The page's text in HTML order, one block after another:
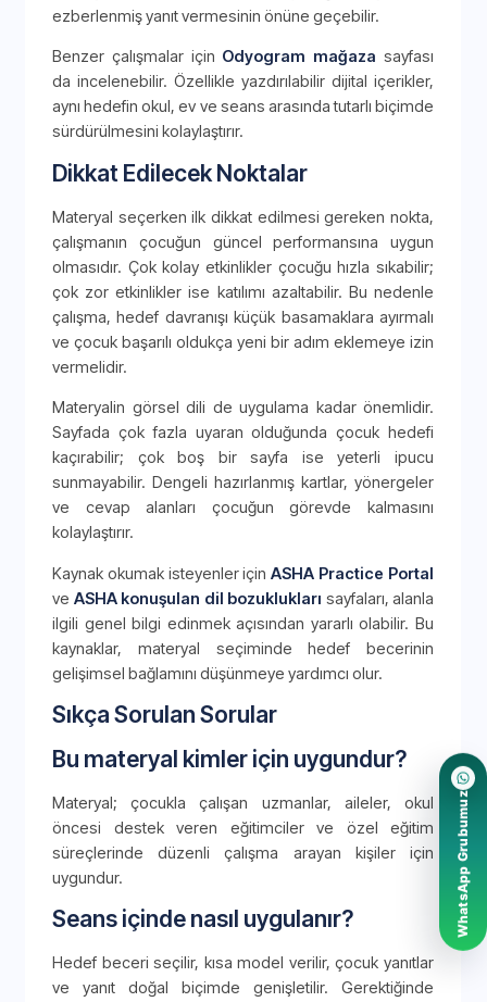
ezberlenmiş yanıt vermesinin önüne geçebilir.
Benzer çalışmalar için Odyogram mağaza sayfası
da incelenebilir. Özellikle yazdırılabilir dijital içerikler,
aynı hedefin okul, ev ve seans arasında tutarlı biçimde
sürdürülmesini kolaylaştırır.
Dikkat Edilecek Noktalar
Materyal seçerken ilk dikkat edilmesi gereken nokta,
çalışmanın çocuğun güncel performansına uygun
olmasıdır. Çok kolay etkinlikler çocuğu hızla sıkabilir;
çok zor etkinlikler ise katılımı azaltabilir. Bu nedenle
çalışma, hedef davranışı küçük basamaklara ayırmalı
ve çocuk başarılı oldukça yeni bir adım eklemeye izin
vermelidir.
Materyalin görsel dili de uygulama kadar önemlidir.
Sayfada çok fazla uyaran olduğunda çocuk hedefi
kaçırabilir; çok boş bir sayfa ise yeterli ipucu
sunmayabilir. Dengeli hazırlanmış kartlar, yönergeler
ve cevap alanları çocuğun görevde kalmasını
kolaylaştırır.
Kaynak okumak isteyenler içinASHA Practice Portal
ve ASHA konuşulan dil bozuklukları sayfaları, alanla
ilgili genel bilgi edinmek açısından yararlı olabilir. Bu
kaynaklar, materyal seçiminde hedef becerinin
gelişimsel bağlamını düşünmeye yardımcı olur.
Sıkça Sorulan Sorular
Bu materyal kimler için uygundur?
Materyal; çocukla çalışan uzmanlar, aileler, okul
öncesi destek veren eğitimciler ve özel eğitim
süreçlerinde düzenli çalışma arayan kişiler için
uygundur.
Seans içinde nasıl uygulanır?
Hedef beceri seçilir, kısa model verilir, çocuk yanıtlar
ve yanıt doğal biçimde genişletilir. Gerektiğinde
WhatsApp Grubumuz